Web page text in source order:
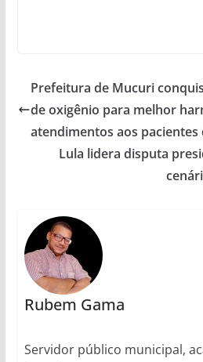
Prefeitura de Mucuri
de oxigênio para melhor
atendimentos aos pacientes
Lula lidera disputa
Rubem Gama
Servidor público municipal,